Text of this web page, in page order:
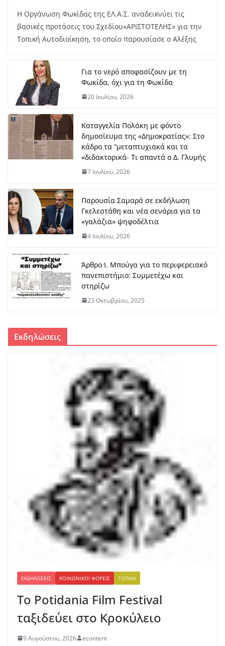
Η Οργάνωση Φωκίδας της ΕΛ.Α.Σ. αναδεικνύει τις
βασικές προτάσεις του Σχεδίου«ΑΡΙΣΤΟΤΕΛΗΣ» για την
Τοπική Αυτοδιοίκηση, το οποίο παρουσίασε ο Αλέξης
Για το νερό αποφασίζουν με τη
Φωκίδα, όχι για τη Φωκίδα
20 Ιουλίου, 2026
Καταγγελία Πολάκη με φόντο
δημοσίευμα της «Δημοκρατίας»: Στο
κάδρο τα “μεταπτυχιακά και τα
«διδακτορικά- Τι απαντά ο Δ. Γλυμής
7 Ιουλίου, 2026
Παρουσία Σαμαρά σε εκδήλωση
Γκελεστάθη και νέα σενάρια για τα
«γαλάζια» ψηφοδέλτια
4 Ιουλίου, 2026
Άρθρο Ι. Μπούγα για το περιφερειακό
πανεπιστήμιο: Συμμετέχω και
στηρίζω
23 Οκτωβρίου, 2025
Εκδηλώσεις
ΕΚΔΗΛΏΣΕΙΣ ΚΟΙΝΩΝΙΚΟΊ ΦΟΡΕΊΣ ΤΟΠΙΚΆ
Το Potidania Film Festival
ταξιδεύει στο Κροκύλειο
9 Αυγούστου, 2026 econtent